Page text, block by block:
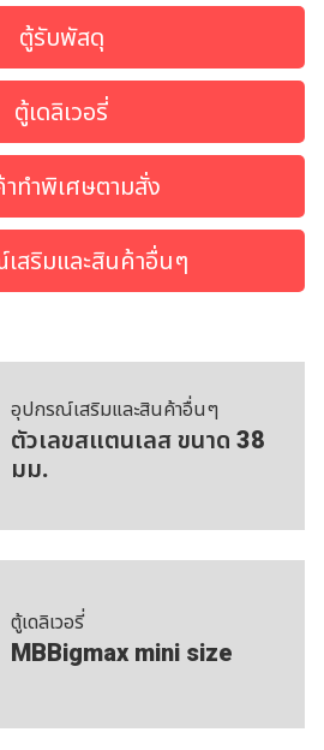
ตู้รับพัสดุ
ตู้เดลิเวอรี่
ทำพิเศษตามสั่ง
สริมและสินค้าอื่นๆ
อุปกรณ์เสริมและสินค้าอื่นๆ
ตัวเลขสแตนเลส ขนาด 38
มม.
ตู้เดลิเวอรี่
MBBigmax mini size